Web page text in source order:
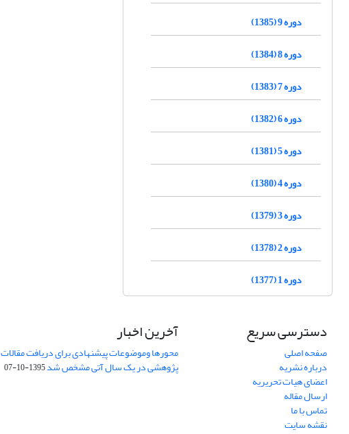
دوره 9 (1385)
دوره 8 (1384)
دوره 7 (1383)
دوره 6 (1382)
دوره 5 (1381)
دوره 4 (1380)
دوره 3 (1379)
دوره 2 (1378)
دوره 1 (1377)
دسترسی سریع
صفحه اصلی
درباره نشریه
اعضای هیات تحریریه
ارسال مقاله
تماس با ما
نقشه سایت
آخرین اخبار
محورها وموضوعات پیشنهادی برای دریافت مقالات
پژوهشی در یک سال آتی مشخص شد1395-10-07